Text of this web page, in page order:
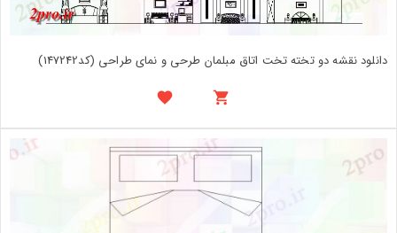
دانلود نقشه دو تخته تخت اتاق مبلمان طرحی و نمای طراحی (کد147242)